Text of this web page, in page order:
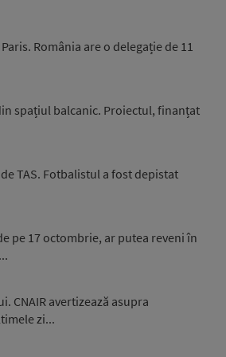
România are o delegație de 11
spațiul balcanic. Proiectul, finanțat
TAS. Fotbalistul a fost depistat
pe 17 octombrie, ar putea reveni în
CNAIR avertizează asupra
zi...